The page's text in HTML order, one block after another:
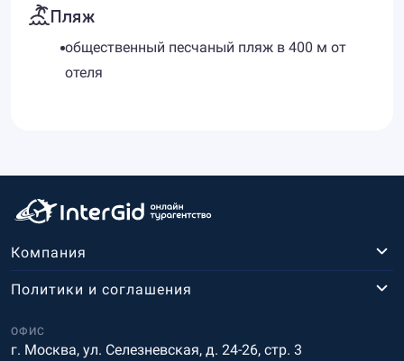
Пляж
общественный песчаный пляж в 400 м от
отеля
Компания
ОФИС
г. Москва, ул. Селезневская, д. 24-26, стр. 3
Политики и соглашения